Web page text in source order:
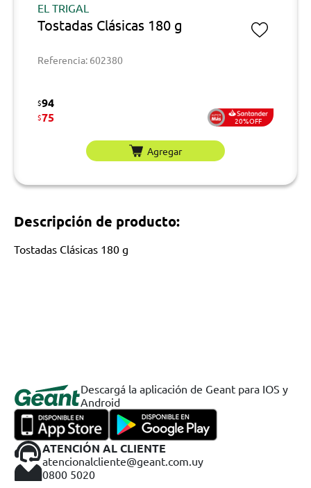
EL TRIGAL
Tostadas Clásicas 180 g
Referencia: 602380
$94
$75 20%OFF
Agregar
Descripción de producto:
Tostadas Clásicas 180 g
Descargá la aplicación de Geant para IOS y
Android
ATENCIÓN AL CLIENTE
atencionalcliente@geant.com.uy
0800 5020